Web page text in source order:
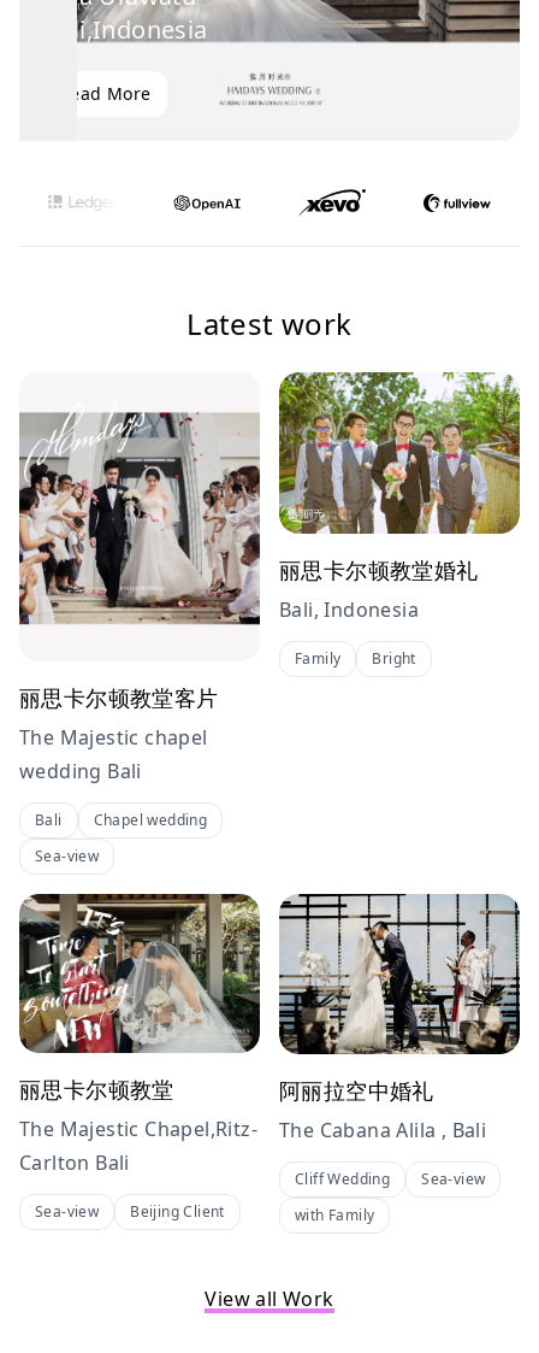
Bali,Indonesia
Read More
Latest work
丽思卡尔顿教堂客片
The Majestic chapel
wedding Bali
Bali
Chapel wedding
Sea-view
丽思卡尔顿教堂婚礼
Bali, Indonesia
Family Bright
丽思卡尔顿教堂
The Majestic Chapel,Ritz-
Carlton Bali
Sea-view Beijing Client
阿丽拉空中婚礼
The Cabana Alila , Bali
Cliff Wedding
Sea-view
with Family
View all Work